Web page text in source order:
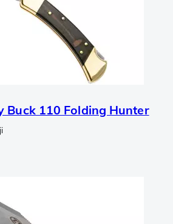
Buck 110 Folding Hunter